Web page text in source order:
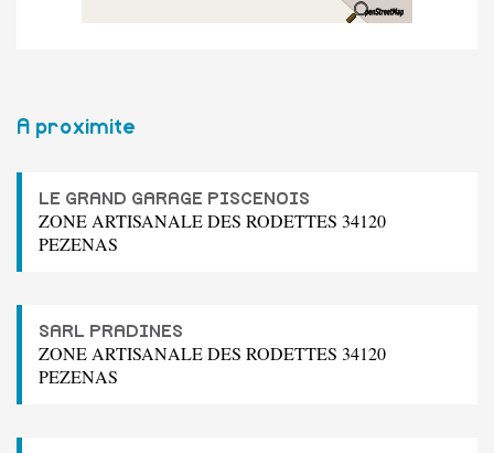
A proximite
LE GRAND GARAGE PISCENOIS
ZONE ARTISANALE DES RODETTES 34120
PEZENAS
SARL PRADINES
ZONE ARTISANALE DES RODETTES 34120
PEZENAS